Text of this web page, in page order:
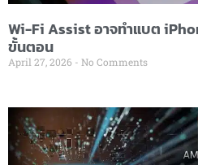
Wi-Fi Assist อาจทำแบต
ขั้นตอน
April 27, 2026 No Comments